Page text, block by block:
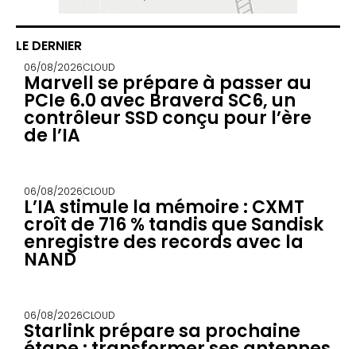
LE DERNIER
06/08/2026CLOUD
Marvell se prépare à passer au
PCIe 6.0 avec Bravera SC6, un
contrôleur SSD conçu pour l’ère
de l’IA
06/08/2026CLOUD
L’IA stimule la mémoire : CXMT
croît de 716 % tandis que Sandisk
enregistre des records avec la
NAND
06/08/2026CLOUD
Starlink prépare sa prochaine